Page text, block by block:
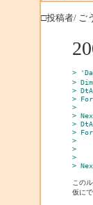
□投稿者/ ご
>
>
>
>
>
>
>
>
>
>
>
>
この
仮に